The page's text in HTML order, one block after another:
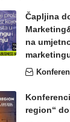
Čapljina
na
region“